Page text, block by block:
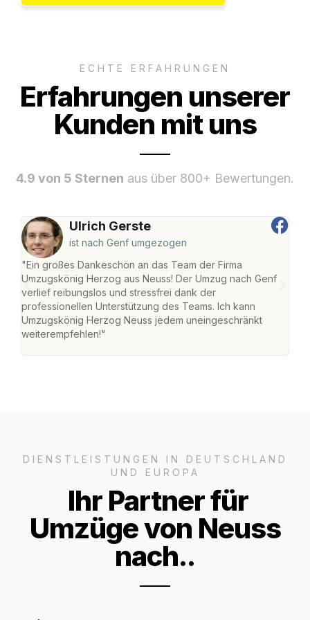
ECHTE ERFAHRUNGEN
Erfahrungen unserer
Kunden mit uns
4.9 von 5 Sternen aus über 800+ Bewertungen.
Ulrich Gerste
ist nach Genf umgezogen
"Ein großes Dankeschön an das Team der Firma
Umzugskönig Herzog aus Neuss! Der Umzug nach Genf
verlief reibungslos und stressfrei dank der
professionellen Unterstützung des Teams. Ich kann
Umzugskönig Herzog Neuss jedem uneingeschränkt
weiterempfehlen!"
DIENSTLEISTUNGEN IN DEUTSCHLAND
UND EUROPA
Ihr Partner für
Umzüge von Neuss
nach..